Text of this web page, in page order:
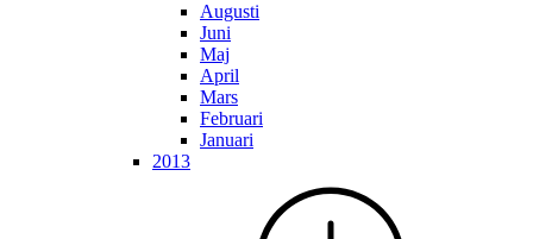
Augusti
Juni
Maj
April
Mars
Februari
Januari
2013